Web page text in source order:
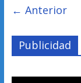
← Anterior
Publicidad